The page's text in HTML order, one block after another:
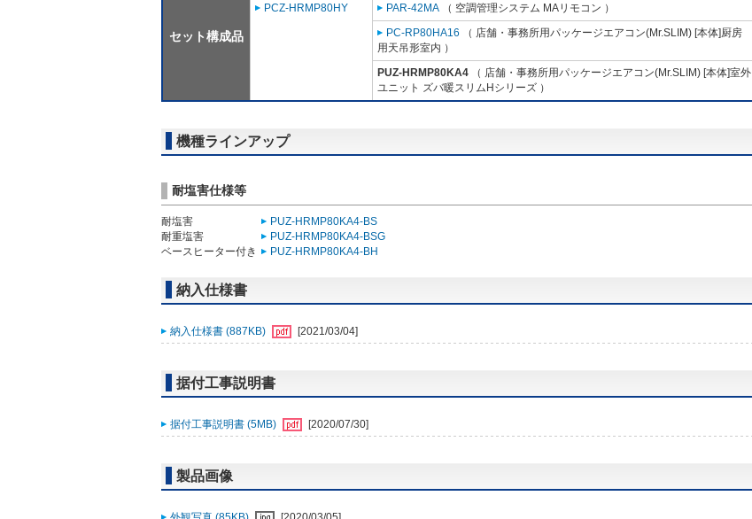
セット構成品
PCZ-HRMP80HY
PAR-42MA （ 空調管理システム MAリモコン ）
PC-RP80HA16 （ 店舗・事務所用パッケージエアコン(Mr.SLIM) [本体]厨房
用天吊形室内 ）
PUZ-HRMP80KA4 （ 店舗・事務所用パッケージエアコン(Mr.SLIM) [本体]室外
ユニット ズバ暖スリムHシリーズ ）
機種ラインアップ
耐塩害仕様等
耐塩害
PUZ-HRMP80KA4-BS
耐重塩害
PUZ-HRMP80KA4-BSG
ベースヒーター付き
PUZ-HRMP80KA4-BH
納入仕様書
納入仕様書 (887KB) [2021/03/04]
据付工事説明書
据付工事説明書 (5MB) [2020/07/30]
製品画像